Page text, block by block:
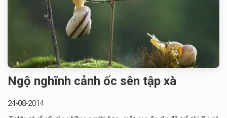
Ngộ nghĩnh cảnh ốc sên tập xà
24-08-2014